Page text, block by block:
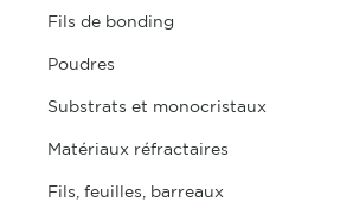
Fils de bonding
Poudres
Substrats et monocristaux
Matériaux réfractaires
Fils, feuilles, barreaux